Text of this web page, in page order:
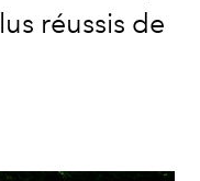
réussis de